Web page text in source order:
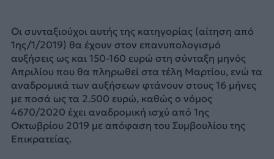
Οι συνταξιούχοι αυτής της κατηγορίας (αίτηση από
1ης/1/2019) θα έχουν στον επανυπολογισμό
αυξήσεις ως και 150-160 ευρώ στη σύνταξη μηνός
Απριλίου που θα πληρωθεί στα τέλη Μαρτίου, ενώ τα
αναδρομικά των αυξήσεων φτάνουν στους 16 μήνες
με ποσά ως τα 2.500 ευρώ, καθώς ο νόμος
4670/2020 έχει αναδρομική ισχύ από 1ης
Οκτωβρίου 2019 με απόφαση του Συμβουλίου της
Επικρατείας.